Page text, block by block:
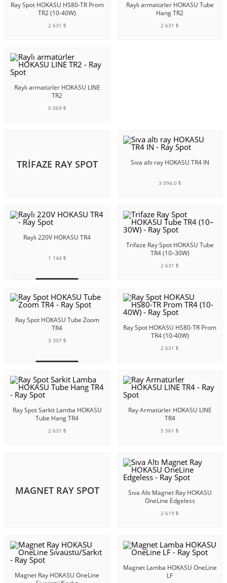
Ray Spot HOKASU HS80-TR Prom
TR2 (10-40W)
2 631 ₺
SEPETE EKLE
Raylı armatürler HOKASU Tube
Hang TR2
2 631 ₺
Raylı armatürler HOKASU LINE
TR2
5 069 ₺
TRIFAZE RAY SPOT Sıva altı ray HOKASU TR4 IN
3 094.0 ₺
Raylı 220V HOKASU TR4
1 144 ₺
Trifaze Ray Spot HOKASU Tube
TR4 (10–30W)
2 631 ₺
Ray Spot HOKASU Tube Zoom
TR4
3 307 ₺
Ray Spot HOKASU HS80-TR Prom
TR4 (10-40W)
2 631 ₺
SEPETE EKLE
Ray Spot Sarkit Lamba HOKASU
Tube Hang TR4
2 631 ₺
Ray Armatürler HOKASU LINE
TR4
5 561 ₺
SEPETE EKLE
MAGNET RAY SPOT
Sıva Altı Magnet Ray HOKASU
OneLine Edgeless
2 619 ₺
SEPETE EKLE
Magnet Ray HOKASU OneLine
Magnet Lamba HOKASU OneLine
LF